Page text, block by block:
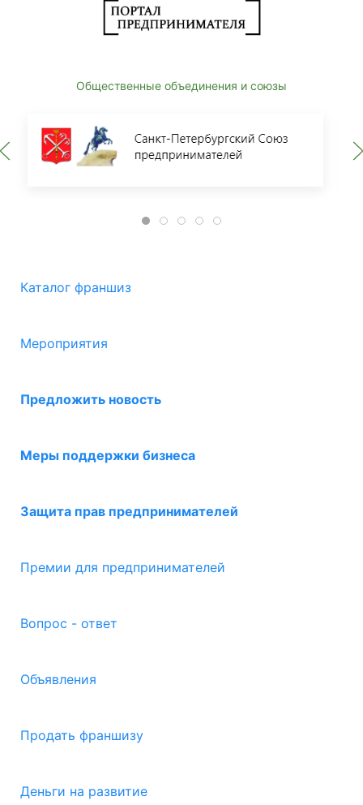
Общественные объединения и союзы
Каталог франшиз
Мероприятия
Предложить новость
Меры поддержки бизнеса
Защита прав предпринимателей
Премии для предпринимателей
Вопрос - ответ
Объявления
Продать франшизу
Деньги на развитие